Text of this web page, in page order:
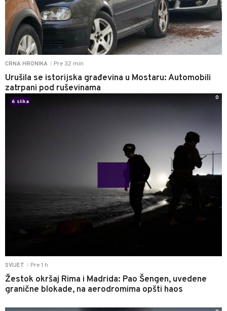
CRNA HRONIKA Pre 32 min
Urušila se istorijska građevina u Mostaru: Automobili
zatrpani pod ruševinama
SVIJET Pre 1 h
Žestok okršaj Rima i Madrida: Pao Šengen, uvedene
granične blokade, na aerodromima opšti haos
6 slika
0